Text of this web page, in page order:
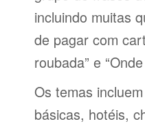
incluindo muitas
de pagar com
roubada” e
Os temas
básicas, hotéis,